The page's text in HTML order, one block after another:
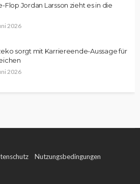
Flop Jordan Larsson zieht es in die
2026
sorgt mit Karriereende-Aussage für
2026
Nutzungsbedingungen